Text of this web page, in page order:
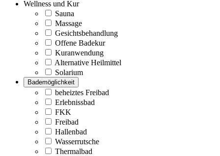
Wellness und Kur
Sauna
Massage
Gesichtsbehandlung
Offene Badekur
Kuranwendung
Alternative Heilmittel
Solarium
Bademöglichkeit
beheiztes Freibad
Erlebnissbad
FKK
Freibad
Hallenbad
Wasserrutsche
Thermalbad